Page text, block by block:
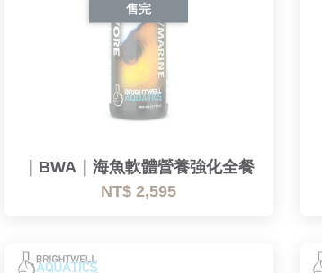
售完
｜BWA｜海魚軟體營養強化全餐
NT$ 2,595